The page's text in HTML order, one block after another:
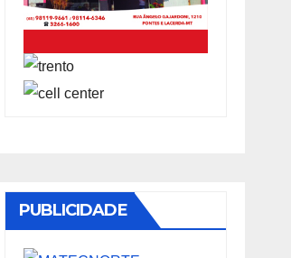
PUBLICIDADE